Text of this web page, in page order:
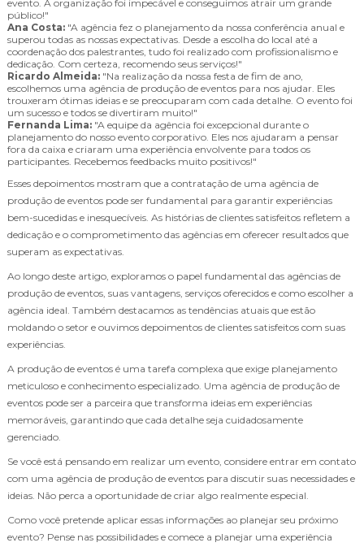
evento. A organização foi impecável e conseguimos atrair um grande
público!"
Ana Costa: "A agência fez o planejamento da nossa conferência anual e
superou todas as nossas expectativas. Desde a escolha do local até a
coordenação dos palestrantes, tudo foi realizado com profissionalismo e
dedicação. Com certeza, recomendo seus serviços!"
Ricardo Almeida: "Na realização da nossa festa de fim de ano,
escolhemos uma agência de produção de eventos para nos ajudar. Eles
trouxeram ótimas ideias e se preocuparam com cada detalhe. O evento foi
um sucesso e todos se divertiram muito!"
Fernanda Lima: "A equipe da agência foi excepcional durante o
planejamento do nosso evento corporativo. Eles nos ajudaram a pensar
fora da caixa e criaram uma experiência envolvente para todos os
participantes. Recebemos feedbacks muito positivos!"
Esses depoimentos mostram que a contratação de uma agência de
produção de eventos pode ser fundamental para garantir experiências
bem-sucedidas e inesquecíveis. As histórias de clientes satisfeitos refletem a
dedicação e o comprometimento das agências em oferecer resultados que
superam as expectativas.
Ao longo deste artigo, exploramos o papel fundamental das agências de
produção de eventos, suas vantagens, serviços oferecidos e como escolher a
agência ideal. Também destacamos as tendências atuais que estão
moldando o setor e ouvimos depoimentos de clientes satisfeitos com suas
experiências.
A produção de eventos é uma tarefa complexa que exige planejamento
meticuloso e conhecimento especializado. Uma agência de produção de
eventos pode ser a parceira que transforma ideias em experiências
memoráveis, garantindo que cada detalhe seja cuidadosamente
gerenciado.
Se você está pensando em realizar um evento, considere entrar em contato
com uma agência de produção de eventos para discutir suas necessidades e
ideias. Não perca a oportunidade de criar algo realmente especial.
Como você pretende aplicar essas informações ao planejar seu próximo
evento? Pense nas possibilidades e comece a planejar uma experiência